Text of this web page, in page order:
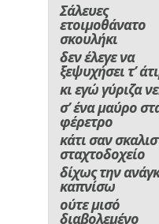
Σάλευες
ετοιμοθάνατο
σκουλήκι
δεν έλεγε να
ξεψυχήσει τ’
κι εγώ γύριζα
σ’ ένα μαύρο
φέρετρο
κάτι σαν
σταχτοδοχείο
δίχως την
καπνίσω
ούτε μισό
διαβολεμένο